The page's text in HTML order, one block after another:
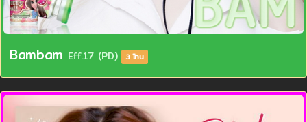
Bambam Eff.17 (PD) 3 โทน